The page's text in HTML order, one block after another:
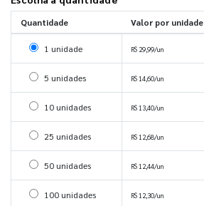
Quantidade Valor por unidade
Selecionar 1 unidade
1 unidade R$ 29,99/un
Selecionar 5 unidades
5 unidades R$ 14,60/un
Selecionar 10 unidades
10 unidades R$ 13,40/un
Selecionar 25 unidades
25 unidades R$ 12,68/un
Selecionar 50 unidades
50 unidades R$ 12,44/un
Selecionar 100 unidades
100 unidades R$ 12,30/un